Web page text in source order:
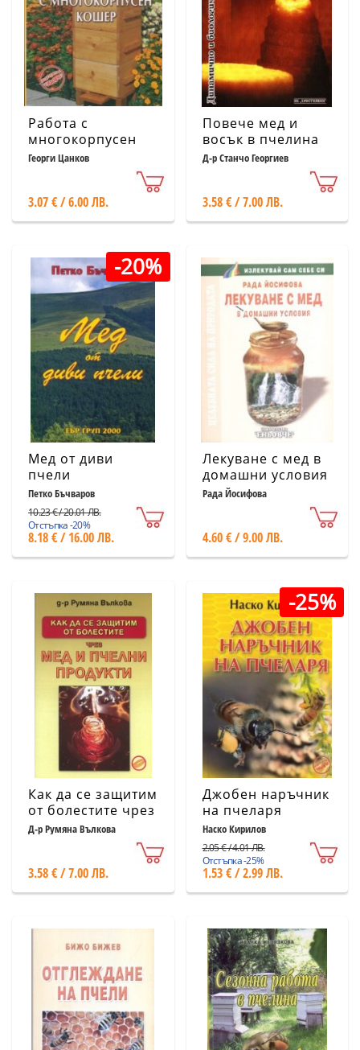
Работа с
многокорпусен
кошер
Георги Цанков
3.07 € / 6.00 ЛВ.
Повече мед и
восък в пчелина
Д-р Станчо Георгиев
3.58 € / 7.00 ЛВ.
-20%
Мед от диви
пчели
Петко Бъчваров
10.23 € / 20.01 ЛВ.
Отстъпка -20%
8.18 € / 16.00 ЛВ.
Лекуване с мед в
домашни условия
Рада Йосифова
4.60 € / 9.00 ЛВ.
Как да се защитим
от болестите чрез
мед и пчелни
Д-р Румяна Вълкова
3.58 € / 7.00 ЛВ.
-25%
Джобен наръчник
на пчеларя
Наско Кирилов
2.05 € / 4.01 ЛВ.
Отстъпка -25%
1.53 € / 2.99 ЛВ.